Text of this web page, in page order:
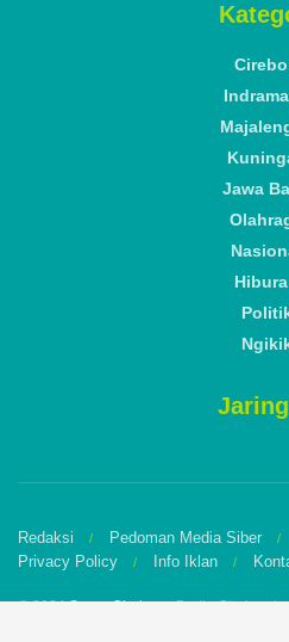
Jawa
Redaksi Pedoman Media Siber
Privacy Policy
Info Iklan
© 2024Suara Cirebon- Berita Cirebon